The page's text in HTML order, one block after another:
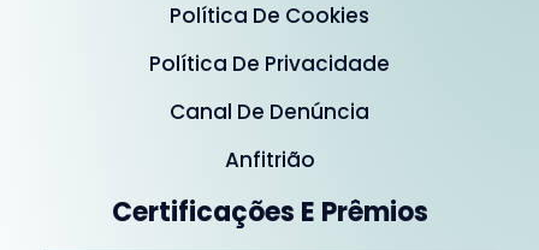
Política De Cookies
Política De Privacidade
Canal De Denúncia
Anfitrião
Certificações E Prêmios